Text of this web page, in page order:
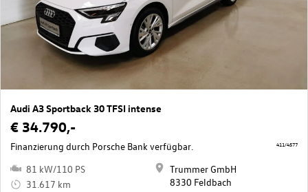
Audi A3 Sportback 30 TFSI intense
€ 34.790,-
Finanzierung durch Porsche Bank verfügbar.
81 kW/110 PS
31.617 km
Trummer GmbH
8330 Feldbach
411/4577